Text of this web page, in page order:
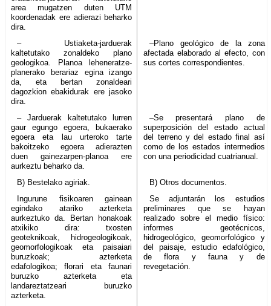
area mugatzen duten UTM
koordenadak ere adierazi beharko
dira.
– Ustiaketa-jarduerak
kaltetutako zonaldeko plano
geologikoa. Planoa leheneratze-
planerako berariaz egina izango
da, eta bertan zonaldeari
dagozkion ebakidurak ere jasoko
dira.
–Plano geológico de la zona
afectada elaborado al efecto, con
sus cortes correspondientes.
– Jarduerak kaltetutako lurren
gaur egungo egoera, bukaerako
egoera eta lau urteroko tarte
bakoitzeko egoera adierazten
duen gainezarpen-planoa ere
aurkeztu beharko da.
–Se presentará plano de
superposición del estado actual
del terreno y del estado final así
como de los estados intermedios
con una periodicidad cuatrianual.
B) Bestelako agiriak.
B) Otros documentos.
Ingurune fisikoaren gainean
egindako atariko azterketa
aurkeztuko da. Bertan honakoak
atxikiko dira: txosten
geoteknikoak, hidrogeologikoak,
geomorfologikoak eta paisaiari
buruzkoak; azterketa
edafologikoa; florari eta faunari
buruzko azterketa eta
landareztatzeari buruzko
azterketa.
Se adjuntarán los estudios
preliminares que se hayan
realizado sobre el medio físico:
informes geotécnicos,
hidrogeológico, geomorfológico y
del paisaje, estudio edafológico,
de flora y fauna y de
revegetación.